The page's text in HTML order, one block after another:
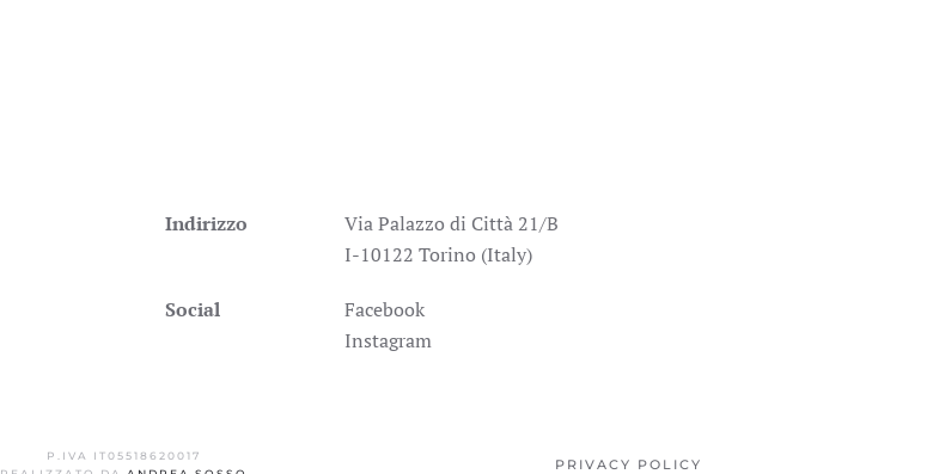
Indirizzo
Via Palazzo di Città 21/B
I-10122 Torino (Italy)
Social
Facebook
Instagram
P.IVA IT05518620017
PRIVACY POLICY